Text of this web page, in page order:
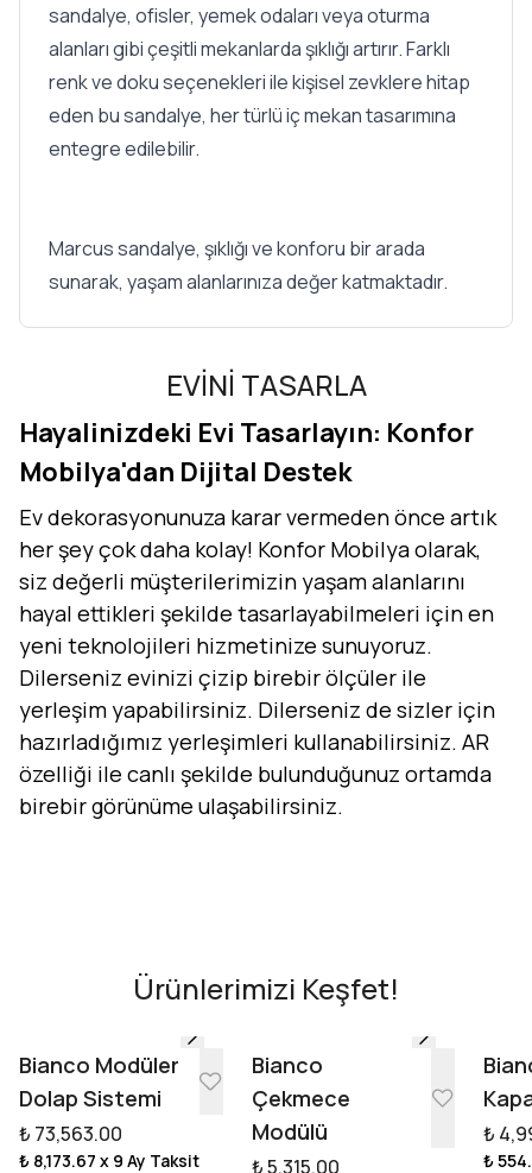
sandalye, ofisler, yemek odaları veya oturma
alanları gibi çeşitli mekanlarda şıklığı artırır. Farklı
renk ve doku seçenekleri ile kişisel zevklere hitap
eden bu sandalye, her türlü iç mekan tasarımına
entegre edilebilir.
Marcus sandalye, şıklığı ve konforu bir arada
sunarak, yaşam alanlarınıza değer katmaktadır.
EVİNİ TASARLA
Hayalinizdeki Evi Tasarlayın: Konfor
Mobilya'dan Dijital Destek
Ev dekorasyonunuza karar vermeden önce artık
her şey çok daha kolay! Konfor Mobilya olarak,
siz değerli müşterilerimizin yaşam alanlarını
hayal ettikleri şekilde tasarlayabilmeleri için en
yeni teknolojileri hizmetinize sunuyoruz.
Dilerseniz evinizi çizip birebir ölçüler ile
yerleşim yapabilirsiniz. Dilerseniz de sizler için
hazırladığımız yerleşimleri kullanabilirsiniz. AR
özelliği ile canlı şekilde bulunduğunuz ortamda
birebir görünüme ulaşabilirsiniz.
Tasarıma Başla
Ürünlerimizi Keşfet!
Bianco Modüler
Dolap Sistemi
₺ 73,563.00
₺ 8,173.67 x 9 Ay Taksit
Bianco
Çekmece
Modülü
₺ 5,315.00
₺
₺